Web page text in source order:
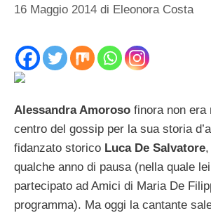
16 Maggio 2014 di Eleonora Costa
Alessandra Amoroso finora non era
centro del gossip per la sua storia
fidanzato storico Luca De Salvatore
qualche anno di pausa (nella quale
partecipato ad Amici di Maria De
programma). Ma oggi la cantante